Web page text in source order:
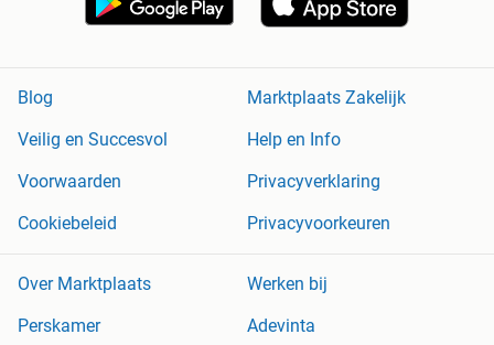
Blog
Marktplaats Zakelijk
Veilig en Succesvol
Help en Info
Voorwaarden
Privacyverklaring
Cookiebeleid
Privacyvoorkeuren
Over Marktplaats
Werken bij
Perskamer
Adevinta